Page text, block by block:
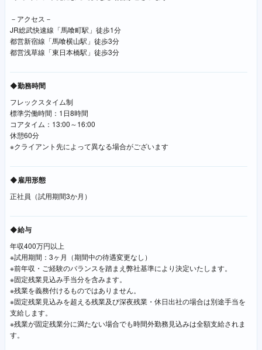
－アクセス－
JR総武快速線「馬喰町駅」徒歩1分
都営新宿線「馬喰横山駅」徒歩3分
都営浅草線「東日本橋駅」徒歩3分
◆勤務時間
フレックスタイム制
標準労働時間：1日8時間
コアタイム：13:00～16:00
休憩60分
※クライアント先によって異なる場合がございます
◆雇用形態
正社員（試用期間3か月）
◆給与
年収400万円以上
※試用期間：3ヶ月（期間中の待遇変更なし）
※前年収・ご経験のバランスを踏まえ弊社基準により決定いたします。
※固定残業見込み手当分を含みます。
※残業を義務付けるものではありません。
※固定残業見込みを超える残業及び深夜残業・休日出社の場合は別途手当を
支給します。
※残業が固定残業分に満たない場合でも時間外勤務見込みは全額支給されま
す。